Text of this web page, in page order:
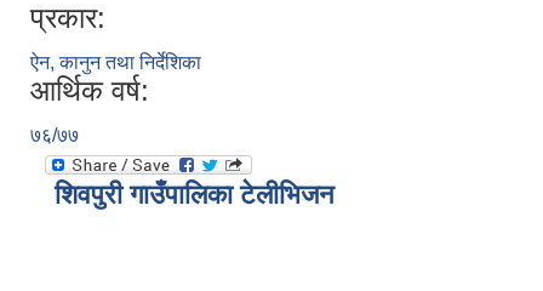
प्रकार:
ऐन, कानुन तथा निर्देशिका
आर्थिक वर्ष:
७६/७७
शिवपुरी गाउँपालिका टेलीभिजन